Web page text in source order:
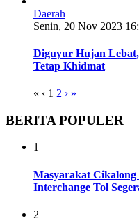
Daerah
Senin, 20 Nov 2023
Diguyur Hujan
Tetap Khidmat
« ‹ 1 2 › »
BERITA POPULER
1
Masyarakat Cikalong
Interchange Tol
2